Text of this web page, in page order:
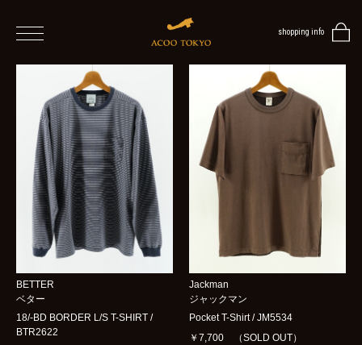
shopping info
home
men
ALL
ITEMS
TOPS
SHIRT
/
VEST
/
CARDIGAN
BETTER
ベター
18/-BD BORDER L/S T-SHIRT /
BTR2622
Jackman
ジャックマン
Pocket T-Shirt / JM5534
￥7,700 （SOLD OUT）